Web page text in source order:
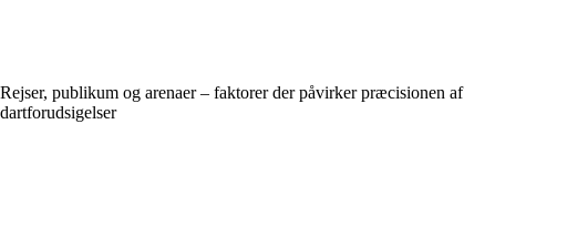
Rejser, publikum og arenaer – faktorer der påvirker præcisionen af
dartforudsigelser